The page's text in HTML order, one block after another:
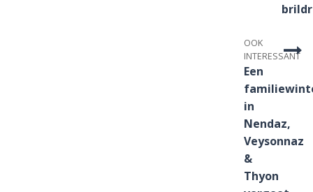
OOK
INTERESSANT
Een
in
Nendaz,
Veysonnaz
&
Thyon